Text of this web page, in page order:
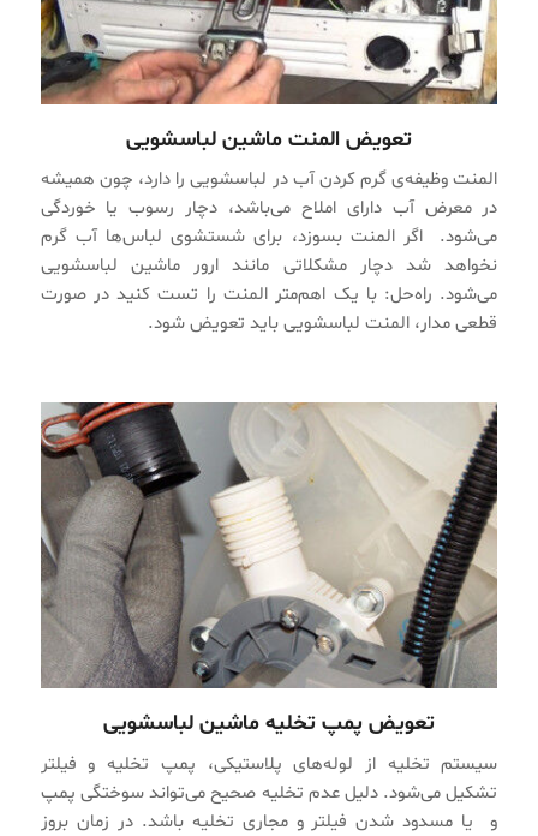
تعویض المنت ماشین لباسشویی
المنت وظیفه‌ی گرم کردن آب در لباسشویی را دارد، چون همیشه
در معرض آب دارای املاح می‌باشد، دچار رسوب یا خوردگی
می‌شود. اگر المنت بسوزد، برای شستشوی لباس‌ها آب گرم
نخواهد شد دچار مشکلاتی مانند ارور ماشین لباسشویی
می‌شود. راه‌حل: با یک اهم‌متر المنت را تست کنید در صورت
قطعی مدار، المنت لباسشویی باید تعویض شود.
تعویض پمپ تخلیه ماشین لباسشویی
سیستم تخلیه از لوله‌های پلاستیکی، پمپ تخلیه و فیلتر
تشکیل می‌شود. دلیل عدم تخلیه صحیح می‌تواند سوختگی پمپ
و یا مسدود شدن فیلتر و مجاری تخلیه باشد. در زمان بروز